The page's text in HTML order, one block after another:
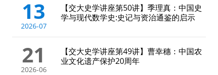
13
2026-07
【交大史学讲座第50讲】季理真：中国史
学与现代数学史:史记与资治通鉴的启示
21
2026-06
【交大史学讲座第49讲】曹幸穗：中国农
业文化遗产保护20周年